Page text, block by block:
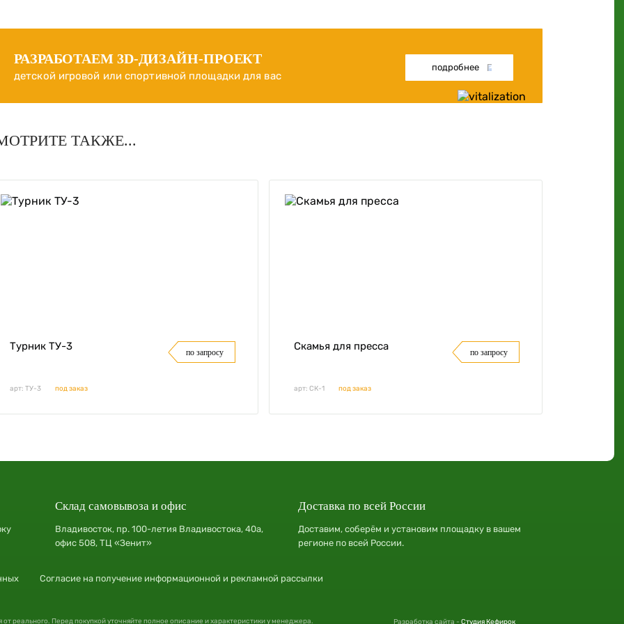
РАЗРАБОТАЕМ 3D-ДИЗАЙН-ПРОЕКТ
детской игровой или спортивной площадки для вас
подробнее
ТАКЖЕ...
Турник ТУ-3 по запросу
арт: ТУ-3 под заказ
Скамья для пресса по запросу
арт: СК-1 под заказ
Склад самовывоза и офис
Владивосток, пр. 100-летия Владивостока, 40а,
офис 508, ТЦ «Зенит»
Доставка по всей России
Доставим, соберём и установим площадку в вашем
регионе по всей России.
Согласие на получение информационной и рекламной рассылки
реального. Перед покупкой уточняйте полное описание и характеристики у менеджера. Разработка сайта - Студия Кефирок